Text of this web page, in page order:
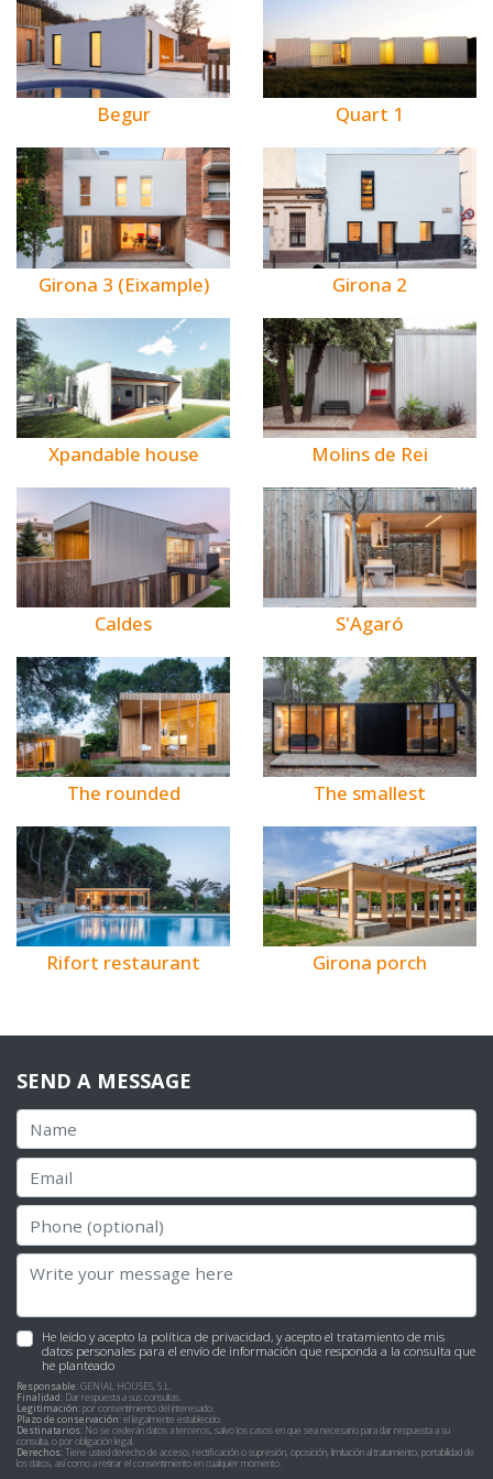
Begur Quart 1
Girona 3 (Eixample) Girona 2
Xpandable house Molins de Rei
Caldes S'Agaró
The rounded The smallest
Rifort restaurant Girona porch
SEND A MESSAGE
He leído y acepto la política de privacidad, y acepto el tratamiento de mis
datos personales para el envío de información que responda a la consulta que
he planteado
Responsable:GENIAL HOUSES, S.L.
Finalidad: Dar respuesta a sus consultas.
Legitimación:por consentimiento del interesado.
Plazo de conservación:el legalmente establecido.
Destinatarios: No se cederán datos a terceros, salvo los casos en que sea necesario para dar respuesta a su
consulta, o por obligación legal.
Derechos:Tiene usted derecho de acceso, rectificación o supresión, oposición, limitación al tratamiento, portabilidad de
los datos, así como a retirar el consentimiento en cualquier momento.